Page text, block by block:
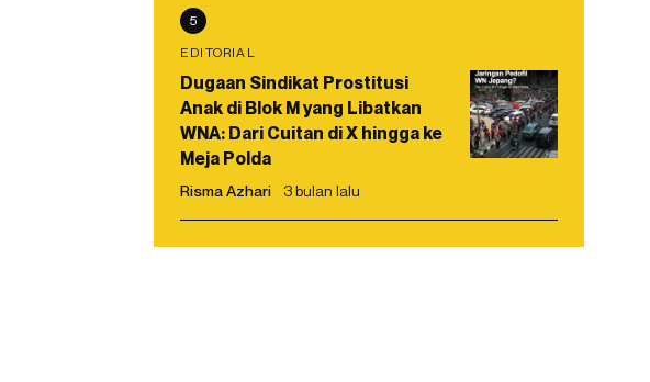
5
EDITORIAL
Dugaan Sindikat Prostitusi
Anak di Blok M yang Libatkan
WNA: Dari Cuitan di X hingga ke
Meja Polda
Risma Azhari 3 bulan lalu